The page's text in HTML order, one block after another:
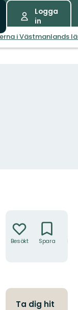
Logga
in
i Västmanlands
Besökt Spara
Ta dig hit